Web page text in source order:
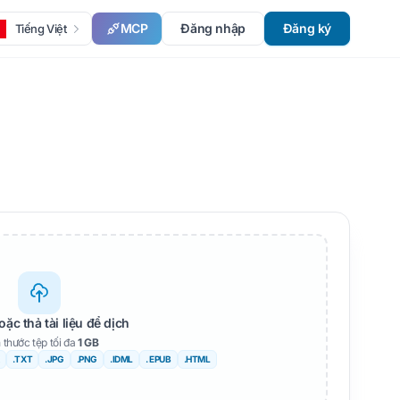
Tiếng Việt MCP Đăng nhập Đăng ký
thả tài liệu để dịch
thước tệp tối đa 1 GB
.TXT .JPG .PNG .IDML . EPUB .HTML